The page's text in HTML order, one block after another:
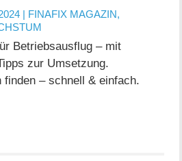
| FINAFIX MAGAZIN,
Betriebsausflug – mit
zur Umsetzung.
finden – schnell & einfach.